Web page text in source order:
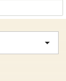
